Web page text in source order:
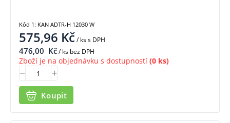
575,96 Kč/ kss DPH
476,00 Kč/ ks bez DPH
Zboží je na objednávku s dostupností (0 ks)
Koupit
Kód 1: KAN ADTR-H 12030 W